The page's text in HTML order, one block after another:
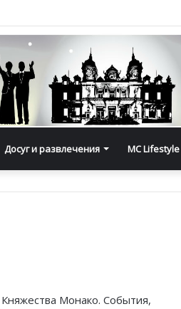
Досуг и развлечения MC Lifestyle
Монако. События,